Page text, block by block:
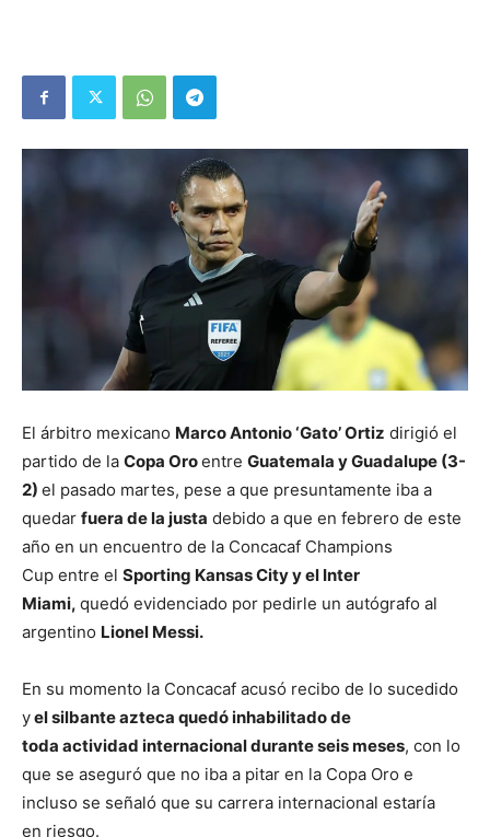
El árbitro mexicano Marco Antonio ‘Gato’ Ortiz dirigió el
partido de la Copa Oroentre Guatemala y Guadalupe (3-
2) el pasado martes, pese a que presuntamente iba a
quedar fuera de la justa debido a que en febrero de este
año en un encuentro de la Concacaf Champions
Cup entre el Sporting Kansas City y el Inter
Miami, quedó evidenciado por pedirle un autógrafo al
argentino Lionel Messi.
En su momento la Concacaf acusó recibo de lo sucedido
yel silbante azteca quedó inhabilitado de
toda actividad internacional durante seis meses, con lo
que se aseguró que no iba a pitar en la Copa Oro e
incluso se señaló que su carrera internacional estaría
en riesgo.